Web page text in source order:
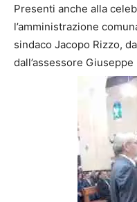
Presenti anche alla
l’amministrazione
sindaco Jacopo Rizzo,
dall’assessore Giuseppe